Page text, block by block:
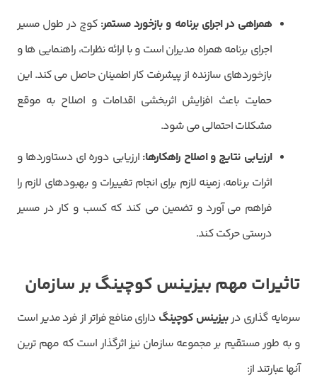
همراهی در اجرای برنامه و بازخورد مستمر: کوچ در طول مسیر
اجرای برنامه همراه مدیران است و با ارائه نظرات، راهنمایی ها و
بازخوردهای سازنده از پیشرفت کار اطمینان حاصل می کند. این
حمایت باعث افزایش اثربخشی اقدامات و اصلاح به موقع
مشکلات احتمالی می شود.
ارزیابی نتایج و اصلاح راهکارها:ارزیابی دوره ای دستاوردها و
اثرات برنامه، زمینه لازم برای انجام تغییرات و بهبودهای لازم را
فراهم می آورد و تضمین می کند که کسب و کار در مسیر
درستی حرکت کند.
تاثیرات مهم بیزینس کوچینگ بر سازمان
سرمایه گذاری دربیزینس کوچینگ دارای منافع فراتر از فرد مدیر است
و به طور مستقیم بر مجموعه سازمان نیز اثرگذار است که مهم ترین
آنها عبارتند از:
تایید کد